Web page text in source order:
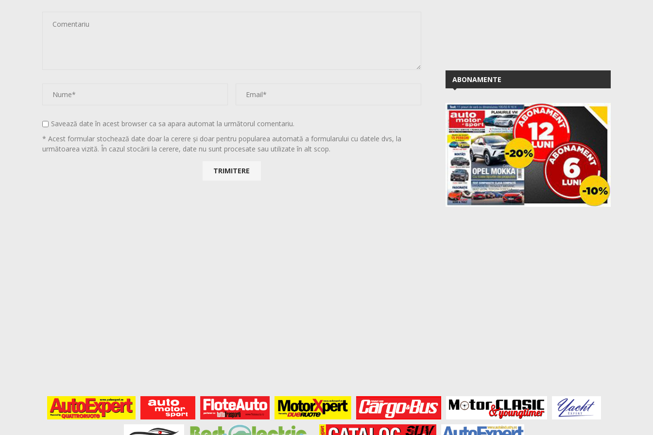
Savează date în acest browser ca sa apara automat la următorul comentariu.
* Acest formular stochează date doar la cerere și doar pentru popularea automată a formularului cu datele dvs, la
următoarea vizită. În cazul stocării la cerere, date nu sunt procesate sau utilizate în alt scop.
ABONAMENTE